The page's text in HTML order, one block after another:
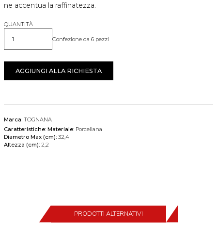
ne accentua la raffinatezza.
QUANTITÀ
Quantità Confezione da 6 pezzi
AGGIUNGI ALLA RICHIESTA
Marca: TOGNANA
Caratteristiche: Materiale: Porcellana
Diametro Max (cm): 32,4
Altezza (cm): 2,2
PRODOTTI ALTERNATIVI